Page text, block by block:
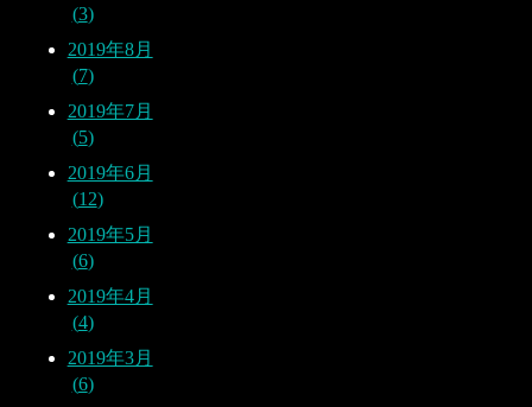
3
2019年8月
7
2019年7月
5
2019年6月
12
2019年5月
6
2019年4月
4
2019年3月
6